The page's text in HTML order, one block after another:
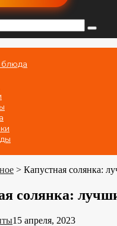
> Капустная солянка:
солянка:
15 апреля, 2023